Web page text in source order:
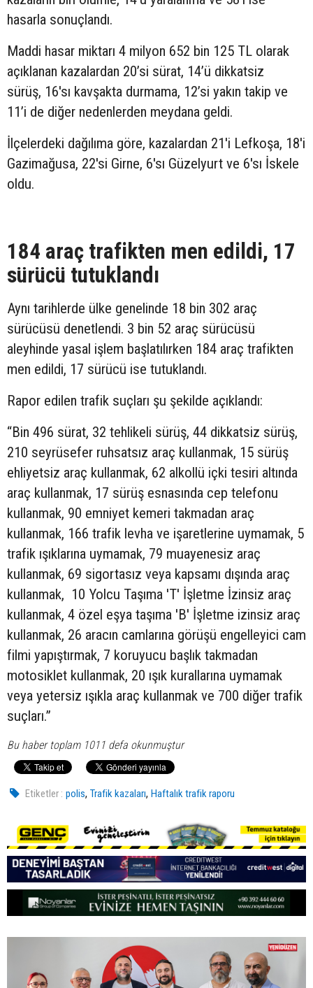
hasarla sonuçlandı.
Maddi hasar miktarı 4 milyon 652 bin 125 TL olarak
açıklanan kazalardan 20’si sürat, 14’ü dikkatsiz
sürüş, 16'sı kavşakta durmama, 12’si yakın takip ve
11’i de diğer nedenlerden meydana geldi.
İlçelerdeki dağılıma göre, kazalardan 21'i Lefkoşa, 18'i
Gazimağusa, 22'si Girne, 6'sı Güzelyurt ve 6'sı İskele
oldu.
184 araç trafikten men edildi, 17
sürücü tutuklandı
Aynı tarihlerde ülke genelinde 18 bin 302 araç
sürücüsü denetlendi. 3 bin 52 araç sürücüsü
aleyhinde yasal işlem başlatılırken 184 araç trafikten
men edildi, 17 sürücü ise tutuklandı.
Rapor edilen trafik suçları şu şekilde açıklandı:
“Bin 496 sürat, 32 tehlikeli sürüş, 44 dikkatsiz sürüş,
210 seyrüsefer ruhsatsız araç kullanmak, 15 sürüş
ehliyetsiz araç kullanmak, 62 alkollü içki tesiri altında
araç kullanmak, 17 sürüş esnasında cep telefonu
kullanmak, 90 emniyet kemeri takmadan araç
kullanmak, 166 trafik levha ve işaretlerine uymamak, 5
trafik ışıklarına uymamak, 79 muayenesiz araç
kullanmak, 69 sigortasız veya kapsamı dışında araç
kullanmak, 10 Yolcu Taşıma 'T' İşletme İzinsiz araç
kullanmak, 4 özel eşya taşıma 'B' İşletme izinsiz araç
kullanmak, 26 aracın camlarına görüşü engelleyici cam
filmi yapıştırmak, 7 koruyucu başlık takmadan
motosiklet kullanmak, 20 ışık kurallarına uymamak
veya yetersiz ışıkla araç kullanmak ve 700 diğer trafik
suçları.”
Bu haber toplam 1011 defa okunmuştur
Etiketler : polis,Trafik kazaları,Haftalık trafik raporu